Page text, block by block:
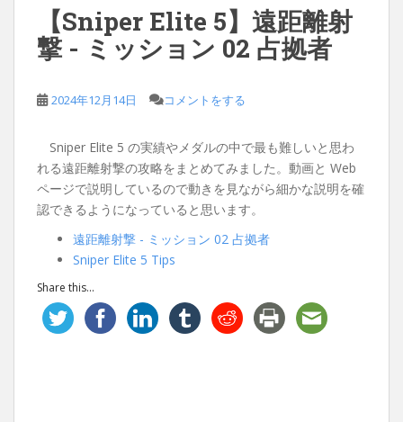
【Sniper Elite 5】遠距離射
撃 - ミッション 02 占拠者
2024年12月14日 コメントをする
Sniper Elite 5 の実績やメダルの中で最も難しいと思わ
れる遠距離射撃の攻略をまとめてみました。動画と Web
ページで説明しているので動きを見ながら細かな説明を確
認できるようになっていると思います。
遠距離射撃 - ミッション 02 占拠者
Sniper Elite 5 Tips
Share this...